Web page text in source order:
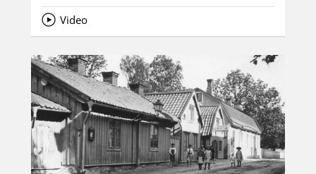
Video